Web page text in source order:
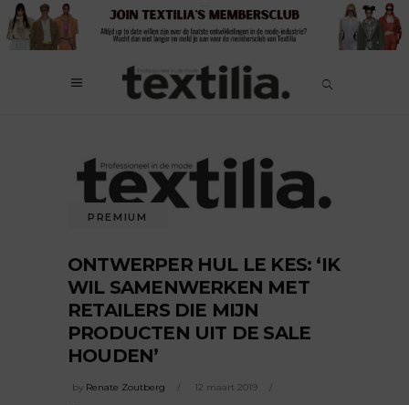
PREMIUM
ONTWERPER HUL LE KES: ‘IK
WIL SAMENWERKEN MET
RETAILERS DIE MIJN
PRODUCTEN UIT DE SALE
HOUDEN’
by Renate Zoutberg 12 maart 2019